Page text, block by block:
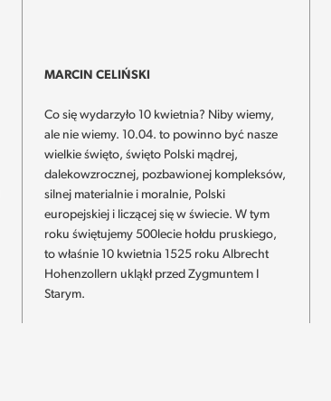
MARCIN CELIŃSKI
Co się wydarzyło 10 kwietnia? Niby wiemy,
ale nie wiemy. 10.04. to powinno być nasze
wielkie święto, święto Polski mądrej,
dalekowzrocznej, pozbawionej kompleksów,
silnej materialnie i moralnie, Polski
europejskiej i liczącej się w świecie. W tym
roku świętujemy 500lecie hołdu pruskiego,
to właśnie 10 kwietnia 1525 roku Albrecht
Hohenzollern ukląkł przed Zygmuntem I
Starym.